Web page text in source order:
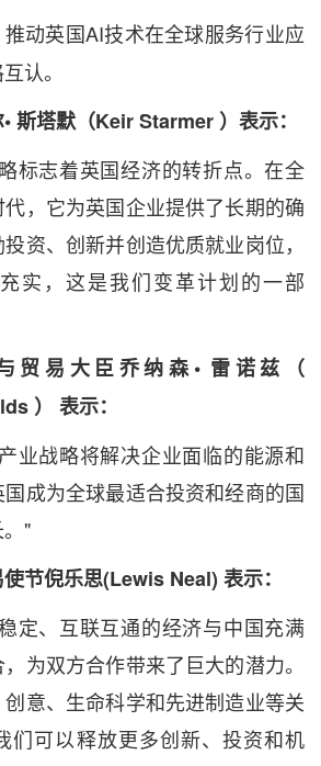
动英国AI技术在全球服务行业应
认。
斯塔默（Keir Starmer ）表示：
志着英国经济的转折点。在全
，它为英国企业提供了长期的确
资、创新并创造优质就业岗位，
实，这是我们变革计划的一部
贸易大臣乔纳森• 雷诺兹（
）
表示：
战略将解决企业面临的能源和
成为全球最适合投资和经商的国
"
节倪乐思(Lewis Neal) 表示：
、互联互通的经济与中国充满
为双方合作带来了巨大的潜力。
意、生命科学和先进制造业等关
们可以释放更多创新、投资和机